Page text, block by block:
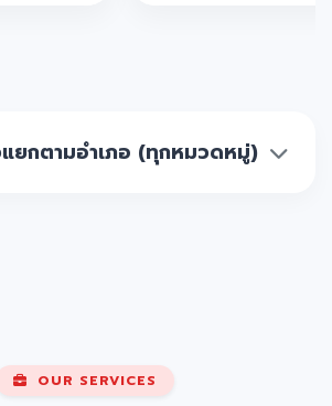
แยกตามอำเภอ (ทุกหมวดหมู่)
OUR SERVICES